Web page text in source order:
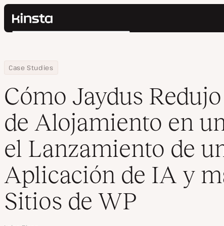
Kinsta®
Precios
Contacto
Buscar
Home
Empresa
Case Studies
Cómo Jaydus Redujo los Costes de Alojamiento en un 70%
Cómo Jaydus
de Alojamiento en
el Lanzamiento de
Aplicación de IA y
Sitios de WP